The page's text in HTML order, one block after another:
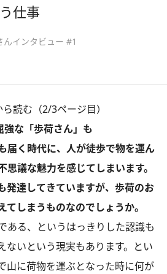
仕事
んインタビュー #1
読む（2/3ページ目）
な「歩荷さん」も
く時代に、人が徒歩で物を運ん
議な魅力を感じてしまいます。
発達してきていますが、歩荷のお
しまうものなのでしょうか。
ある、というはっきりした認識も
ないという現実もあります。とい
山に荷物を運ぶとなった時に何が